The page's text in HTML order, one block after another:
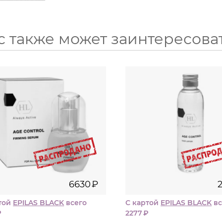
также может
30мл
6630₽
EPILAS BLACK всего
2530
С картой EPILAS BLACK
2277₽